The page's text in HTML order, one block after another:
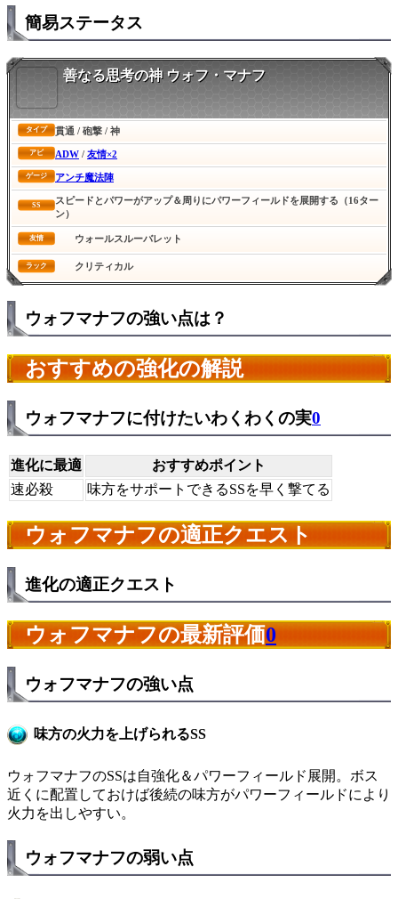
簡易ステータス
善なる思考の神 ウォフ・マナフ
タイプ 貫通 / 砲撃 / 神
アビ ADW / 友情×2
ゲージ アンチ魔法陣
SS
スピードとパワーがアップ＆周りにパワーフィールドを展開する（16ター
ン）
友情 ウォールスルーバレット
ラック クリティカル
ウォフマナフの強い点は？
おすすめの強化の解説
ウォフマナフに付けたいわくわくの実0
進化に最適
おすすめポイント
速必殺
味方をサポートできるSSを早く撃てる
ウォフマナフの適正クエスト
進化の適正クエスト
ウォフマナフの最新評価0
ウォフマナフの強い点
味方の火力を上げられるSS
ウォフマナフのSSは自強化＆パワーフィールド展開。ボス
近くに配置しておけば後続の味方がパワーフィールドにより
火力を出しやすい。
ウォフマナフの弱い点